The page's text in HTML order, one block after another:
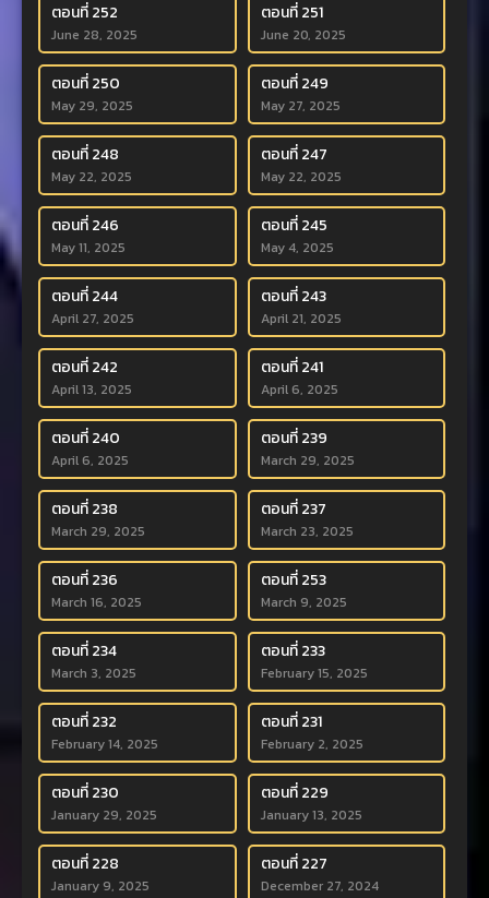
ตอนที่ 252
June 28, 2025
ตอนที่ 251
June 20, 2025
ตอนที่ 250
May 29, 2025
ตอนที่ 249
May 27, 2025
ตอนที่ 248
May 22, 2025
ตอนที่ 247
May 22, 2025
ตอนที่ 246
May 11, 2025
ตอนที่ 245
May 4, 2025
ตอนที่ 244
April 27, 2025
ตอนที่ 243
April 21, 2025
ตอนที่ 242
April 13, 2025
ตอนที่ 241
April 6, 2025
ตอนที่ 240
April 6, 2025
ตอนที่ 239
March 29, 2025
ตอนที่ 238
March 29, 2025
ตอนที่ 237
March 23, 2025
ตอนที่ 236
March 16, 2025
ตอนที่ 253
March 9, 2025
ตอนที่ 234
March 3, 2025
ตอนที่ 233
February 15, 2025
ตอนที่ 232
February 14, 2025
ตอนที่ 231
February 2, 2025
ตอนที่ 230
January 29, 2025
ตอนที่ 229
January 13, 2025
ตอนที่ 228
January 9, 2025
ตอนที่ 227
December 27, 2024